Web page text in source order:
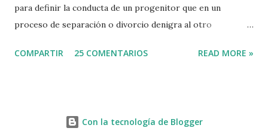
para definir la conducta de un progenitor que en un
proceso de separación o divorcio denigra al otro
machismo predominante hace 40 años sirvió incluso para
ha sido reconocido por la Organización Mundial de la Salud
COMPARTIR 25 COMENTARIOS READ MORE »
Con la tecnología de Blogger